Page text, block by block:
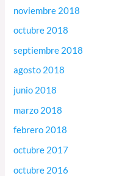
noviembre 2018
octubre 2018
septiembre 2018
agosto 2018
junio 2018
marzo 2018
febrero 2018
octubre 2017
octubre 2016